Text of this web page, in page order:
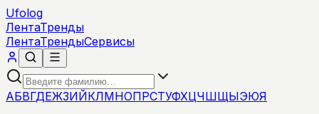
Ufolog
ЛентаТренды
ЛентаТрендыСервисы
АБВГДЕЖЗИЙКЛМНОПРСТУФХЦЧШЩЫЭЮЯ